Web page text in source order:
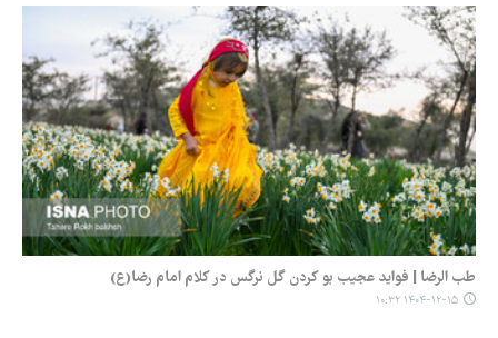
طب الرضا | فواید عجیب بو کردن گل نرگس در کلام امام رضا(ع)
۱۴۰۴-۱۲-۱۵ ۱۰:۳۲